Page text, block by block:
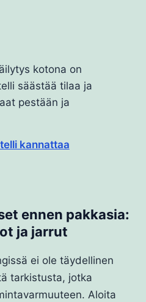
kotona on
säästää tilaa ja
pestään ja
kannattaa
ennen pakkasia:
ja jarrut
ei ole täydellinen
tarkistusta, jotka
Aloita